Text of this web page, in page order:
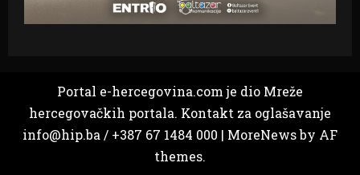
Portal e-hercegovina.com je dio Mreže
hercegovačkih portala. Kontakt za oglašavanje
info@hip.ba / +387 67 1484 000 | MoreNewsby AF
themes.